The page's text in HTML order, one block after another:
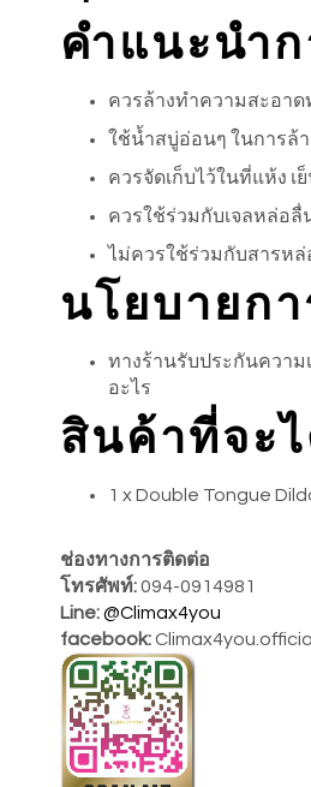
คำแนะนำ
ควรล้างทำความสะอา
ใช้น้ำสบู่อ่อนๆ ในการล้
ควรจัดเก็บไว้ในที่แห้ง
ควรใช้ร่วมกับเจลหล่อ
ไม่ควรใช้ร่วมกับสารหล่
นโยบายก
ทางร้านรับประกันควา
อะไร
สินค้าที่จะ
1 x Double Tongue
ช่องทางการติดต่อ
โทรศัพท์:094-0914981
Line: @Climax4you
facebook: Climax4you.official